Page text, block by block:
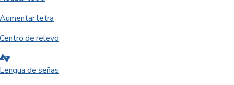
Aumentar letra
Centro de relevo
Lengua de señas